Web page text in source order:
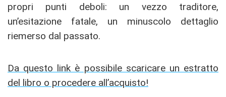
propri punti deboli: un vezzo traditore,
un’esitazione fatale, un minuscolo dettaglio
riemerso dal passato.
Da questo link è possibile scaricare un estratto
del libro o procedere all’acquisto!